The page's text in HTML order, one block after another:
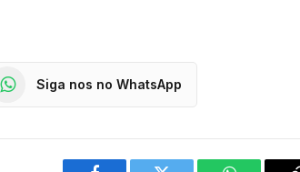
Siga nos no WhatsApp